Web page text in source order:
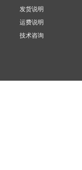
发货说明
运费说明
技术咨询